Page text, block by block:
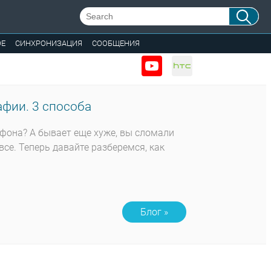
СИНХРОНИЗАЦИЯ СООБЩЕНИЯ
3 способа
А бывает еще хуже, вы сломали
Теперь давайте разберемся, как
Блог »